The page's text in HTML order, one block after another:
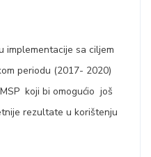
implementacije sa ciljem
periodu (2017- 2020)
koji bi omogućio još
rezultate u korištenju